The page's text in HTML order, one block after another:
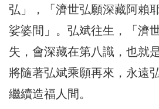
弘」，「濟世弘願深藏阿賴
娑婆間」。弘斌往生，「濟
失，會深藏在第八識，也就
將隨著弘斌乘願再來，永遠
繼續造福人間。